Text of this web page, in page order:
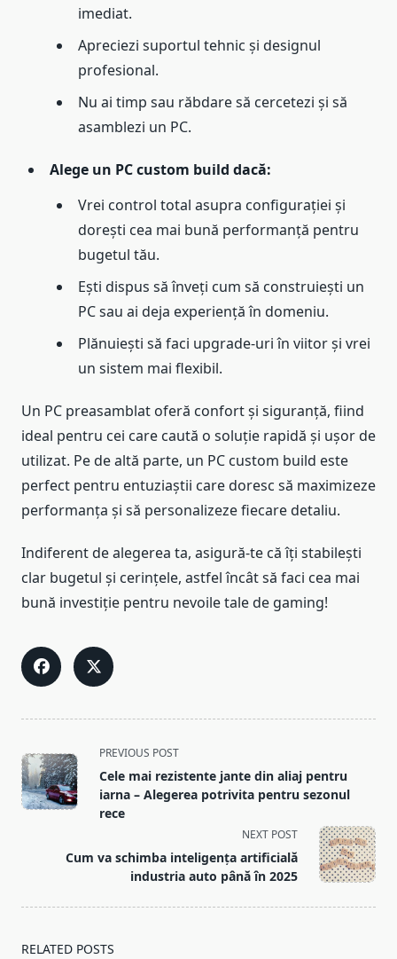
imediat.
Apreciezi suportul tehnic și designul
profesional.
Nu ai timp sau răbdare să cercetezi și să
asamblezi un PC.
Alege un PC custom build dacă:
Vrei control total asupra configurației și
dorești cea mai bună performanță pentru
bugetul tău.
Ești dispus să înveți cum să construiești un
PC sau ai deja experiență în domeniu.
Plănuiești să faci upgrade-uri în viitor și vrei
un sistem mai flexibil.
Un PC preasamblat oferă confort și siguranță, fiind
ideal pentru cei care caută o soluție rapidă și ușor de
utilizat. Pe de altă parte, un PC custom build este
perfect pentru entuziaștii care doresc să maximizeze
performanța și să personalizeze fiecare detaliu.
Indiferent de alegerea ta, asigură-te că îți stabilești
clar bugetul și cerințele, astfel încât să faci cea mai
bună investiție pentru nevoile tale de gaming!
<span
class="nav-
subtitle
screen-
text">Page</span>
PREVIOUS POST
Cele mai rezistente jante din aliaj pentru
iarna – Alegerea potrivita pentru sezonul
rece
NEXT POST
Cum va schimba inteligența artificială
industria auto până în 2025
RELATED POSTS